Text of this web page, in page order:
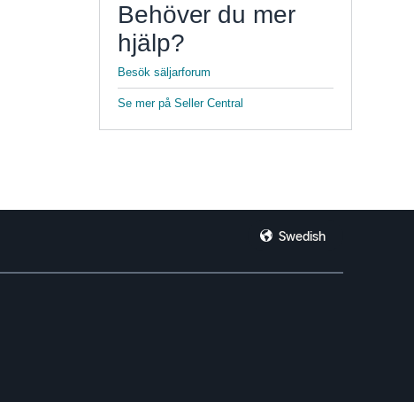
Behöver du mer
hjälp?
Besök säljarforum
Se mer på Seller Central
Swedish